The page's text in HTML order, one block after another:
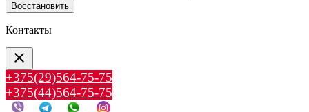
Воcстановить
Контакты
clear
+375(29)564-75-75
+375(44)564-75-75